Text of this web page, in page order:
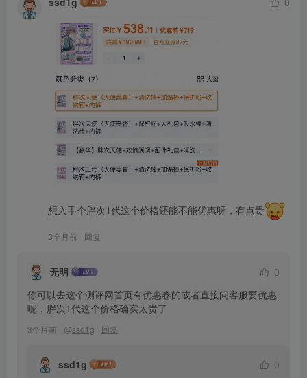
想入手个胖次1代这个价格还能不能优惠呀，有点贵
3个月前 回复
无明
0
你可以去这个测评网首页有优惠卷的或者直接问客服要优惠
呢，胖次1代这个价格确实太贵了
3个月前 @ssd1g 回复
ssd1g
0